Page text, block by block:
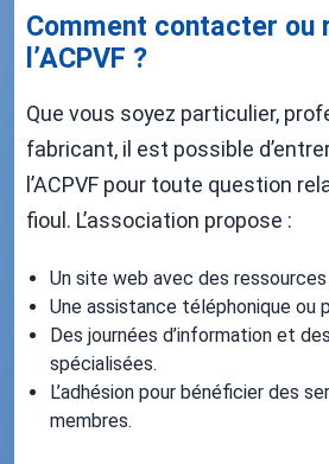
Comment contacter ou
l’ACPVF ?
Que vous soyez particulier,
fabricant, il est possible
l’ACPVF pour toute question
fioul. L’association propose :
Un site web avec des
Une assistance téléphonique ou
Des journées d’information et
spécialisées.
L’adhésion pour bénéficier des
membres.